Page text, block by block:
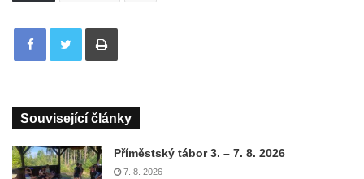
Tisknout
Související články
Příměstský tábor 3. – 7. 8. 2026
7. 8. 2026